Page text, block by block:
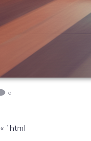
0
« `html